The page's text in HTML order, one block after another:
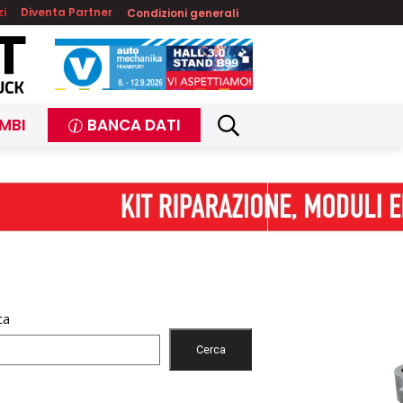
Diventa Partner Condizioni generali
BANCA DATI
Cerca